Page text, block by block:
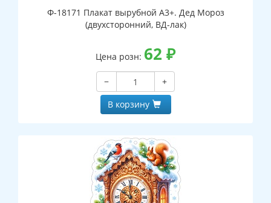
Ф-18171 Плакат вырубной А3+. Дед Мороз
(двухсторонний, ВД-лак)
Цена розн: 62 ₽
−
+
В корзину